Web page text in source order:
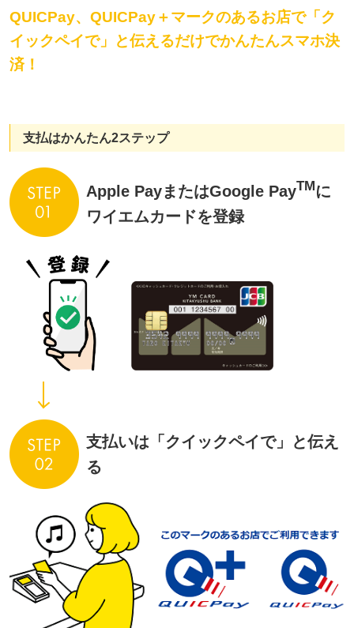
QUICPay、QUICPay＋マークのあるお店で「ク
イックペイで」と伝えるだけでかんたんスマホ決
済！
支払はかんたん2ステップ
Apple PayまたはGoogle PayTM に
ワイエムカードを登録
支払いは「クイックペイで」と伝え
る